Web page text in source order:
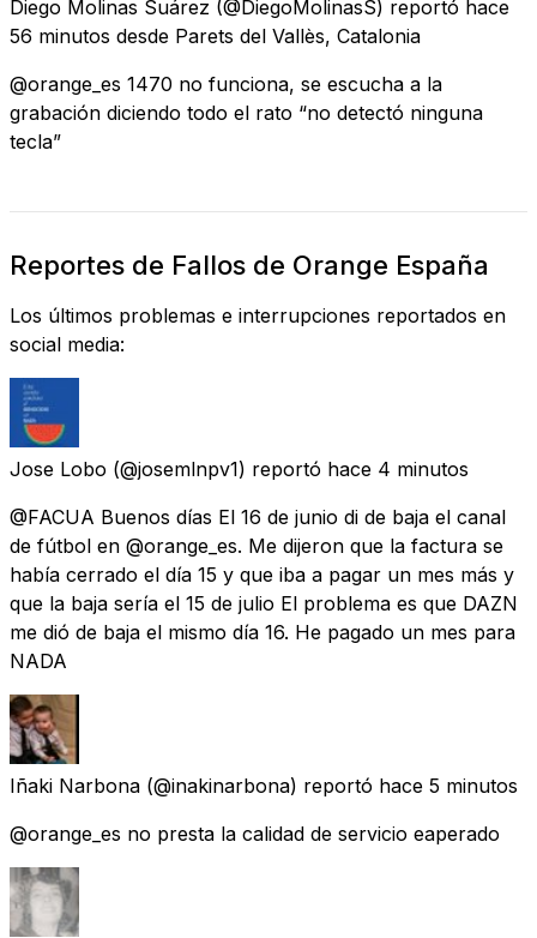
Diego Molinas Suárez (@DiegoMolinasS) reportó hace
56 minutos desde Parets del Vallès, Catalonia
@orange_es 1470 no funciona, se escucha a la
grabación diciendo todo el rato “no detectó ninguna
tecla”
Reportes de Fallos de Orange España
Los últimos problemas e interrupciones reportados en
social media:
Jose Lobo (@josemlnpv1) reportó hace 4 minutos
@FACUA Buenos días El 16 de junio di de baja el canal
de fútbol en @orange_es. Me dijeron que la factura se
había cerrado el día 15 y que iba a pagar un mes más y
que la baja sería el 15 de julio El problema es que DAZN
me dió de baja el mismo día 16. He pagado un mes para
NADA
Iñaki Narbona (@inakinarbona) reportó hace 5 minutos
@orange_es no presta la calidad de servicio eaperado